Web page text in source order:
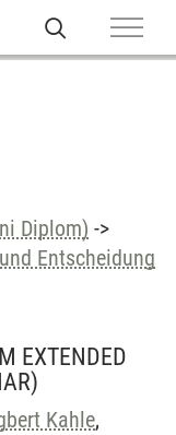
Diplom) ->
Entscheidung
EXTENDED
Kahle,